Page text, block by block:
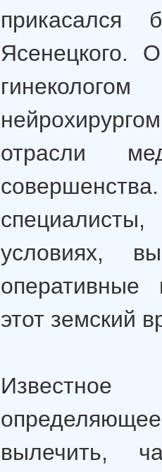
прикасался
Ясенецкого.
отрасли
условиях,
оперативные
этот земский
вылечить,